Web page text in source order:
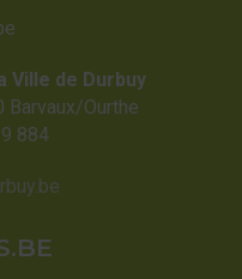
Ville de Durbuy
Ourthe
884